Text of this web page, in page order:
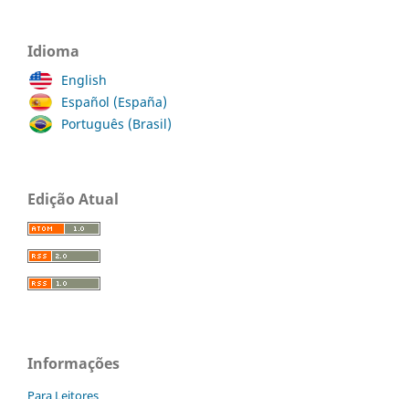
Idioma
English
Español (España)
Português (Brasil)
Edição Atual
Informações
Para Leitores